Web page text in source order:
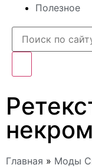
Полезное
Главная » Моды